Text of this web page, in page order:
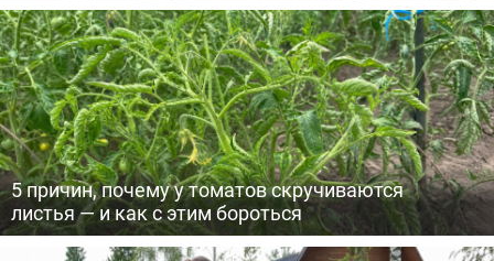
5 причин, почему у томатов скручиваются
листья — и как с этим бороться